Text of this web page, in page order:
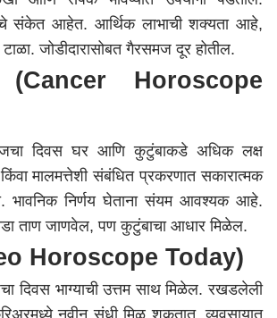
संकेत आहेत. आर्थिक लाभाची शक्यता आहे,
जोडीदारासोबत गैरसमज दूर होतील.
Horoscope
दिवस घर आणि कुटुंबाकडे अधिक लक्ष
मालमत्तेशी संबंधित प्रकरणात सकारात्मक
भावनिक निर्णय घेताना संयम आवश्यक आहे.
ताण जाणवेल, पण कुटुंबाचा आधार मिळेल.
Horoscope Today)
दिवस भाग्याची उत्तम साथ मिळेल. रखडलेली
नवीन संधी मिळू शकतात. व्यवसायात